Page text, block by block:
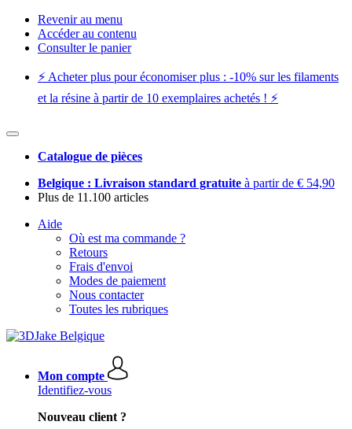
Revenir au menu
Accéder au contenu
Consulter le panier
⚡️ Acheter plus pour économiser plus : -10% sur les filaments
et la résine à partir de 10 exemplaires achetés ! ⚡️
Catalogue de pièces
Belgique : Livraison standard gratuite à partir de € 54,90
Plus de 11.100 articles
Aide
Où est ma commande ?
Retours
Frais d'envoi
Modes de paiement
Nous contacter
Toutes les rubriques
Mon compte
Identifiez-vous
Nouveau client ?